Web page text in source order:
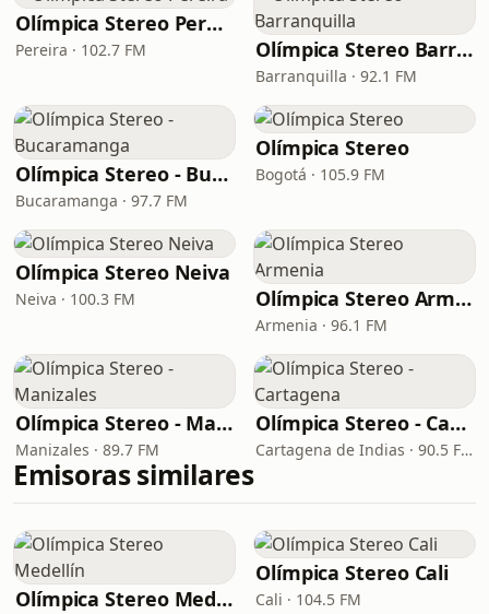
Olímpica Stereo Pereira
Pereira · 102.7 FM Olímpica Stereo Barranquilla
Barranquilla · 92.1 FM
Olímpica Stereo - Bucaramanga
Bucaramanga · 97.7 FM
Olímpica Stereo
Bogotá · 105.9 FM
Olímpica Stereo Neiva
Neiva · 100.3 FM Olímpica Stereo Armenia
Armenia · 96.1 FM
Olímpica Stereo - Manizales
Manizales · 89.7 FM
Olímpica Stereo - Cartagena
Cartagena de Indias · 90.5 FM
Emisoras similares
Olímpica Stereo Medellín
Olímpica Stereo Cali
Cali · 104.5 FM